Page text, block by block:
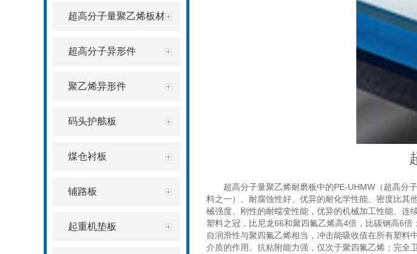
超高分子量聚乙烯板材
超高分子异形件
聚乙烯异形件
码头护舷板
煤仓衬板
铺路板
起重机垫板
超高分子量聚乙烯耐磨板中的PE-UHMW（超高分子
料之一）、耐腐蚀性好、优异的耐化学性能、密度比其
械强度、刚性的耐蠕变性能，优异的机械加工性能、连
塑料之冠，比尼龙66和聚四氟乙烯高4倍，比碳钢高6
自润滑性与聚四氟乙烯相当，冲击能吸收值在所有塑
介质的作用。抗粘附能力强，仅次于聚四氟乙烯；完全